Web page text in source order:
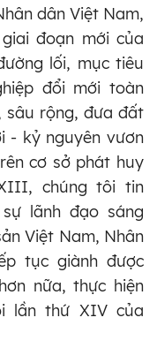
dân Việt Nam,
đoạn mới của
lối, mục tiêu
đổi mới toàn
sâu rộng, đưa đất
- kỷ nguyên vươn
cơ sở phát huy
chúng tôi tin
lãnh đạo sáng
Việt Nam, Nhân
tục giành được
nữa, thực hiện
lần thứ XIV của